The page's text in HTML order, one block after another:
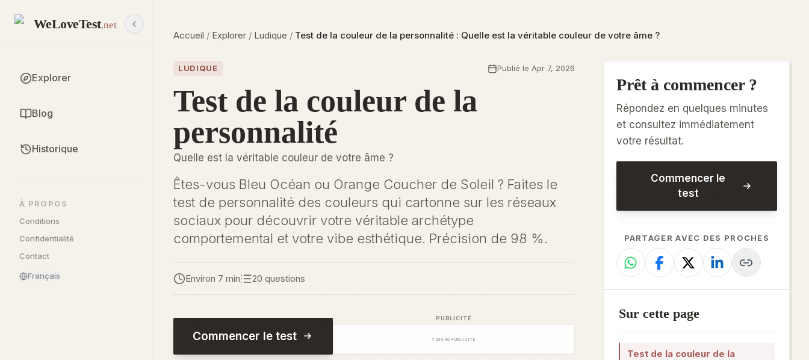
WeLoveTest.net
Explorer
Blog
Historique
À PROPOS
Conditions
Confidentialité
Contact
Français
Accueil / Explorer / Ludique / Test de la couleur de la personnalité : Quelle est la véritable couleur de votre âme ?
LUDIQUE Publié le Apr 7, 2026
Test de la couleur de la
personnalité
Quelle est la véritable couleur de votre âme ?
Êtes-vous Bleu Océan ou Orange Coucher de Soleil ? Faites le
test de personnalité des couleurs qui cartonne sur les réseaux
sociaux pour découvrir votre véritable archétype
comportemental et votre vibe esthétique. Précision de 98 %.
Environ 7 min 20 questions
Commencer le test
PUBLICITÉ
728X 90 PUBLICITÉ
Prêt à commencer ?
Répondez en quelques minutes
et consultez immédiatement
votre résultat.
Commencer le
test
PARTAGER AVEC DES PROCHES
Sur cette page
Test de la couleur de la